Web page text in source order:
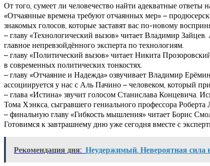
От того, сумеет ли человечество найти адекватные ответы
«Отчаянные времена требуют отчаянных мер» –
знакомых голосов, которые заставят вас по-новому
– главу «Технологический вызов» читает Владимир
главное непревзойдённого эксперта по технологиям.
– главу «Политический вызов» читает Никита
в современных политических тонкостях.
– главу «Отчаяние и Надежда» озвучивает Владимир
ассоциируется у нас с Аль Пачино – человеком, который
– глава «Истина» звучит голосом Станислава Концевича.
Тома Хэнкса, сыгравшего гениального профессора Роберта
– финальную главу «Гибкость мышления» читает Борис
Готовимся к завтрашнему дню уже сегодня вместе с
Рекомендация дня: Неудержимый. Невероятная сила